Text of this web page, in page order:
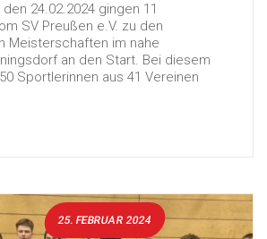
24.02.2024 gingen 11
SV Preußen e.V. zu den
Meisterschaften im nahe
an den Start. Bei diesem
Sportlerinnen aus 41 Vereinen
25. FEBRUAR 2024